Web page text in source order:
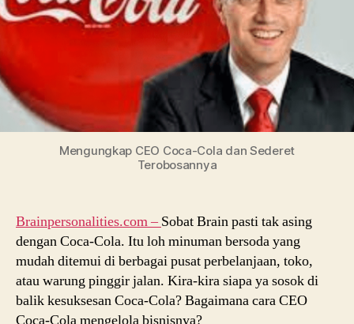
Mengungkap CEO Coca-Cola dan Sederet
Terobosannya
Brainpersonalities.com – Sobat Brain pasti tak asing
dengan Coca-Cola. Itu loh minuman bersoda yang
mudah ditemui di berbagai pusat perbelanjaan, toko,
atau warung pinggir jalan. Kira-kira siapa ya sosok di
balik kesuksesan Coca-Cola? Bagaimana cara CEO
Coca-Cola mengelola bisnisnya?